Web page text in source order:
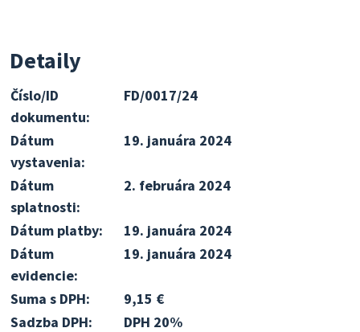
Detaily
Číslo/ID
dokumentu:
FD/0017/24
Dátum
vystavenia:
19. januára 2024
Dátum
splatnosti:
2. februára 2024
Dátum platby:
19. januára 2024
Dátum
evidencie:
19. januára 2024
Suma s DPH:
9,15 €
Sadzba DPH:
DPH 20%